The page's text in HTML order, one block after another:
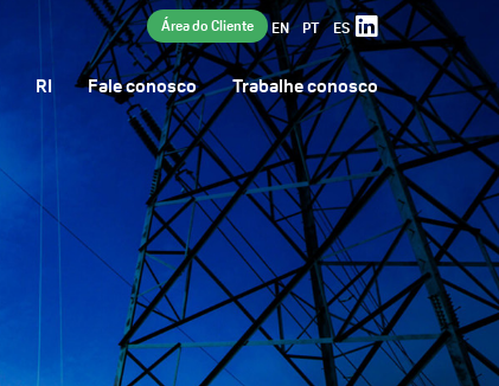
Área do Cliente EN PT ES
RI Fale conosco Trabalhe conosco